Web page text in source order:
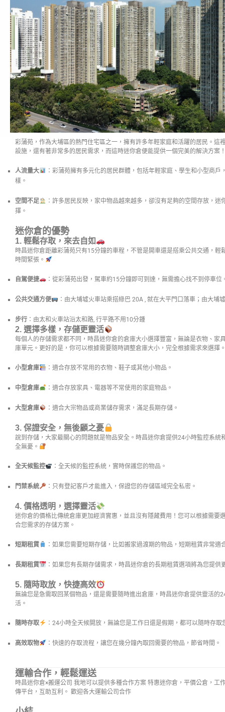
彩蒲苑，作為大埔區的熱門住宅區之一，擁有許多年輕家庭和活躍的居民。這
設施，還有著非常多的居民需求，而這時迷你倉便能提供一個完美的解決方案
人流量大
：彩蒲苑擁有多元化的居民群體，包括年輕家庭、學生和小型商戶
樣。
空間不足
：許多居民反映，家中物品越來越多，卻沒有足夠的空間存放，迷
擇。
迷你倉的優勢
1. 輕鬆存取，來去自如
時昌迷你倉距離彩蒲苑只有15分鐘的車程，不管是開車還是搭乘公共交通，輕
時間緊張。
自駕便捷 ：從彩蒲苑出發，駕車約15分鐘即可到達，無需擔心找不到停車位
公共交通方便 ：由大埔墟火車站乘搭綠巴 20A , 就在大平門口落車；由大埔
步行 ：由太和火車站沿太和路, 行平路不用10分鍾
2. 選擇多樣，存儲更靈活
每個人的存儲需求都不同，時昌迷你倉的倉庫大小選擇豐富，無論是衣物、家
庫單元。更好的是，你可以根據需要隨時調整倉庫大小，完全根據需求來選擇
小型倉庫 ：適合存放不常用的衣物、鞋子或其他小物品。
中型倉庫 ：適合存放家具、電器等不常使用的家庭物品。
大型倉庫 ：適合大宗物品或商業儲存需求，滿足長期存儲。
3. 保證安全，無後顧之憂
說到存儲，大家最關心的問題就是物品安全。時昌迷你倉提供24小時監控系統
全無憂。
全天候監控 ：全天候的監控系統，實時保護您的物品。
門禁系統 ：只有登記客戶才能進入，保證您的存儲區域完全私密。
4. 價格透明，選擇靈活
迷你倉的價格比傳統倉庫更加經濟實惠，並且沒有隱藏費用！您可以根據需要
合您需求的存儲方案。
短期租賃 ：如果您需要短期存儲，比如搬家過渡期的物品，短期租賃非常適
長期租賃 ：如果您有長期存儲需求，時昌迷你倉的長期租賃選項將為您提供
5. 隨時取放，快捷高效
無論您是急需取回某個物品，還是需要隨時進出倉庫，時昌迷你倉提供靈活的
活。
隨時存取 ：24小時全天候開放，無論您是工作日還是假期，都可以隨時存取
高效取物 ：快速的存取流程，讓您在幾分鐘內取回需要的物品，節省時間。
運輸合作，輕鬆運送
時昌迷你倉×搬運公司 我地可以提供多種合作方案 特惠迷你倉，平價公倉，工
傳平台，互助互利。 歡迎各大運輸公司合作